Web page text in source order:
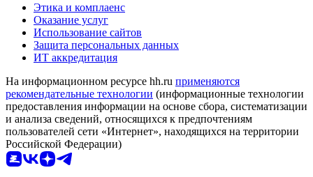
Этика и комплаенс
Оказание услуг
Использование сайтов
Защита персональных данных
ИТ аккредитация
На информационном ресурсе hh.ru применяются
рекомендательные технологии (информационные технологии
предоставления информации на основе сбора, систематизации
и анализа сведений, относящихся к предпочтениям
пользователей сети «Интернет», находящихся на территории
Российской Федерации)